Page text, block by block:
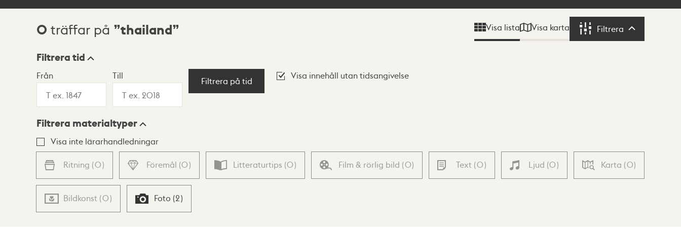
Sökresultat
0 träffar på thailand Visa lista Visa karta Filtrera Filtrera
Visningsläge
Lista Karta
Filtrera tid
Från Till
Filtrera på tid
Visa innehåll utan tidsangivelse
Filtrera materialtyper
Visa inte lärarhandledningar
Ritning (0) Föremål (0) Litteraturtips (0) Film & rörlig bild (0) Text (0) Ljud (0) Karta (0)
Bildkonst (0) Foto (2)